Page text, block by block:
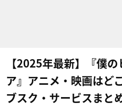
【2025年最新】『僕
ア』アニメ・映画はど
ブスク・サービスまと